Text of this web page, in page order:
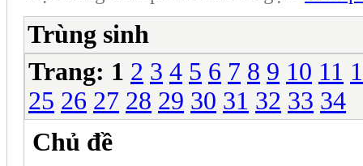
Trùng sinh
Trang: 1 2 3 4 5 6 7 8 9 10 11
25 26 27 28 29 30 31 32 33 34
Chủ đề